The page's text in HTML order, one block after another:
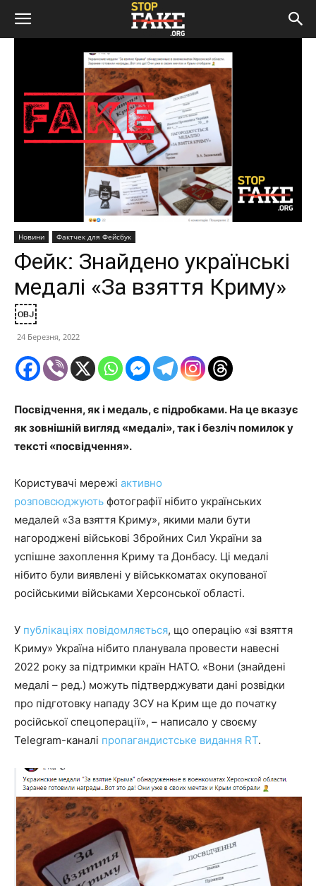
Новини Фактчек для Фейсбук
Фейк: Знайдено українські
медалі «За взяття Криму»
￼
24 Березня, 2022
Посвідчення, як і медаль, є підробками. На це вказує
як зовнішній вигляд «медалі», так і безліч помилок у
тексті «посвідчення».
Користувачі мережі активно
розповсюджують фотографії нібито українських
медалей «За взяття Криму», якими мали бути
нагороджені військові Збройних Сил України за
успішне захоплення Криму та Донбасу. Ці медалі
нібито були виявлені у військкоматах окупованої
російськими військами Херсонської області.
У публікаціях повідомляється, що операцію «зі взяття
Криму» Україна нібито планувала провести навесні
2022 року за підтримки країн НАТО. «Вони (знайдені
медалі – ред.) можуть підтверджувати дані розвідки
про підготовку нападу ЗСУ на Крим ще до початку
російської спецоперації», – написало у своєму
Telegram-каналі пропагандистське видання RT.